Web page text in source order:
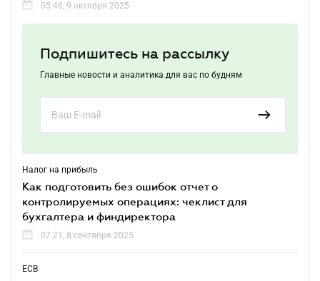
05.46, 9 октября 2025
Подпишитесь на рассылку
Главные новости и аналитика для вас по будням
Налог на прибыль
Как подготовить без ошибок отчет о
контролируемых операциях: чеклист для
бухгалтера и финдиректора
07.21, 8 сентября 2025
ЕСВ